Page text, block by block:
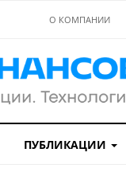
О КОМПАНИИ
ПУБЛИКАЦИИ